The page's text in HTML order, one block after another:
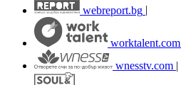
webreport.bg
worktalent.com
wnesstv.com |